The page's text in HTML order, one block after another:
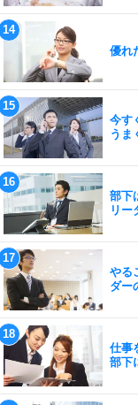
優れ
今す
うま
部下
リー
やる
ダー
仕事
部下